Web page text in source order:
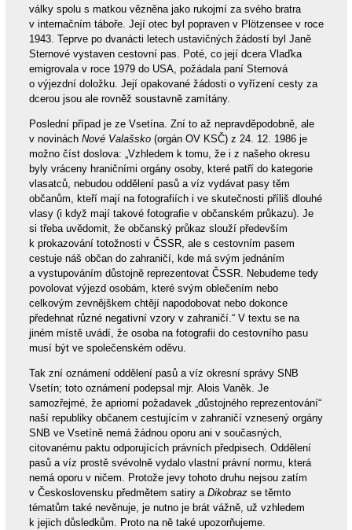
války spolu s matkou vězněna jako rukojmí za svého bratra
v internačním táboře. Její otec byl popraven v Plötzensee v roce
1943. Teprve po dvanácti letech ustavičných žádostí byl Janě
Sternové vystaven cestovní pas. Poté, co její dcera Vlaďka
emigrovala v roce 1979 do USA, požádala paní Sternová
o výjezdní doložku. Její opakované žádosti o vyřízení cesty za
dcerou jsou ale rovněž soustavně zamítány.
Poslední případ je ze Vsetína. Zní to až nepravděpodobně, ale
v novinách Nové Valašsko(orgán OV KSČ) z 24. 12. 1986 je
možno číst doslova: „Vzhledem k tomu, že i z našeho okresu
byly vráceny hraničními orgány osoby, které patří do kategorie
vlasatců, nebudou oddělení pasů a víz vydávat pasy těm
občanům, kteří mají na fotografiích i ve skutečnosti příliš dlouhé
vlasy (i když mají takové fotografie v občanském průkazu). Je
si třeba uvědomit, že občanský průkaz slouží především
k prokazování totožnosti v ČSSR, ale s cestovním pasem
cestuje náš občan do zahraničí, kde má svým jednáním
a vystupováním důstojně reprezentovat ČSSR. Nebudeme tedy
povolovat výjezd osobám, které svým oblečením nebo
celkovým zevnějškem chtějí napodobovat nebo dokonce
předehnat různé negativní vzory v zahraničí.“ V textu se na
jiném místě uvádí, že osoba na fotografii do cestovního pasu
musí být ve společenském oděvu.
Tak zní oznámení oddělení pasů a víz okresní správy SNB
Vsetín; toto oznámení podepsal mjr. Alois Vaněk. Je
samozřejmé, že apriorní požadavek „důstojného reprezentování“
naší republiky občanem cestujícím v zahraničí vznesený orgány
SNB ve Vsetíně nemá žádnou oporu ani v současných,
citovanému paktu odporujících právních předpisech. Oddělení
pasů a víz prostě svévolně vydalo vlastní právní normu, která
nemá oporu v ničem. Protože jevy tohoto druhu nejsou zatím
v Československu předmětem satiry a Dikobrazse těmto
tématům také nevěnuje, je nutno je brát vážně, už vzhledem
k jejich důsledkům. Proto na ně také upozorňujeme.